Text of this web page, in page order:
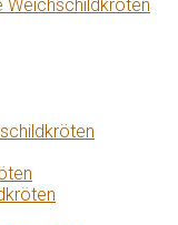
Weichschildkröten